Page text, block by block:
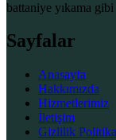
battaniye yıkama
Sayfalar
Anasayfa
Hakkımızda
Hizmetlerimiz
İletişim
Gizlilik